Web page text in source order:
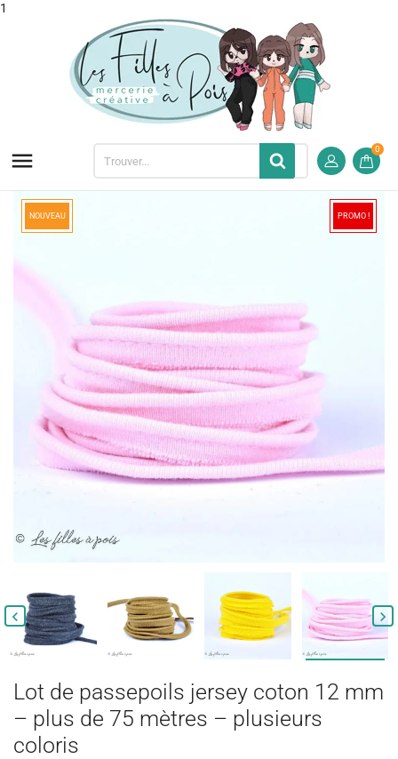
1
 0
PROMO !
NOUVEAU
 
Lot de passepoils jersey coton 12 mm
– plus de 75 mètres – plusieurs
coloris